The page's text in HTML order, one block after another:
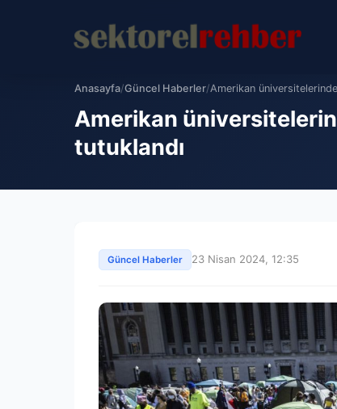
Anasayfa/Güncel Haberler/Amerikan
Amerikan
tutuklandı
Güncel Haberler 23 Nisan 2024, 12:35